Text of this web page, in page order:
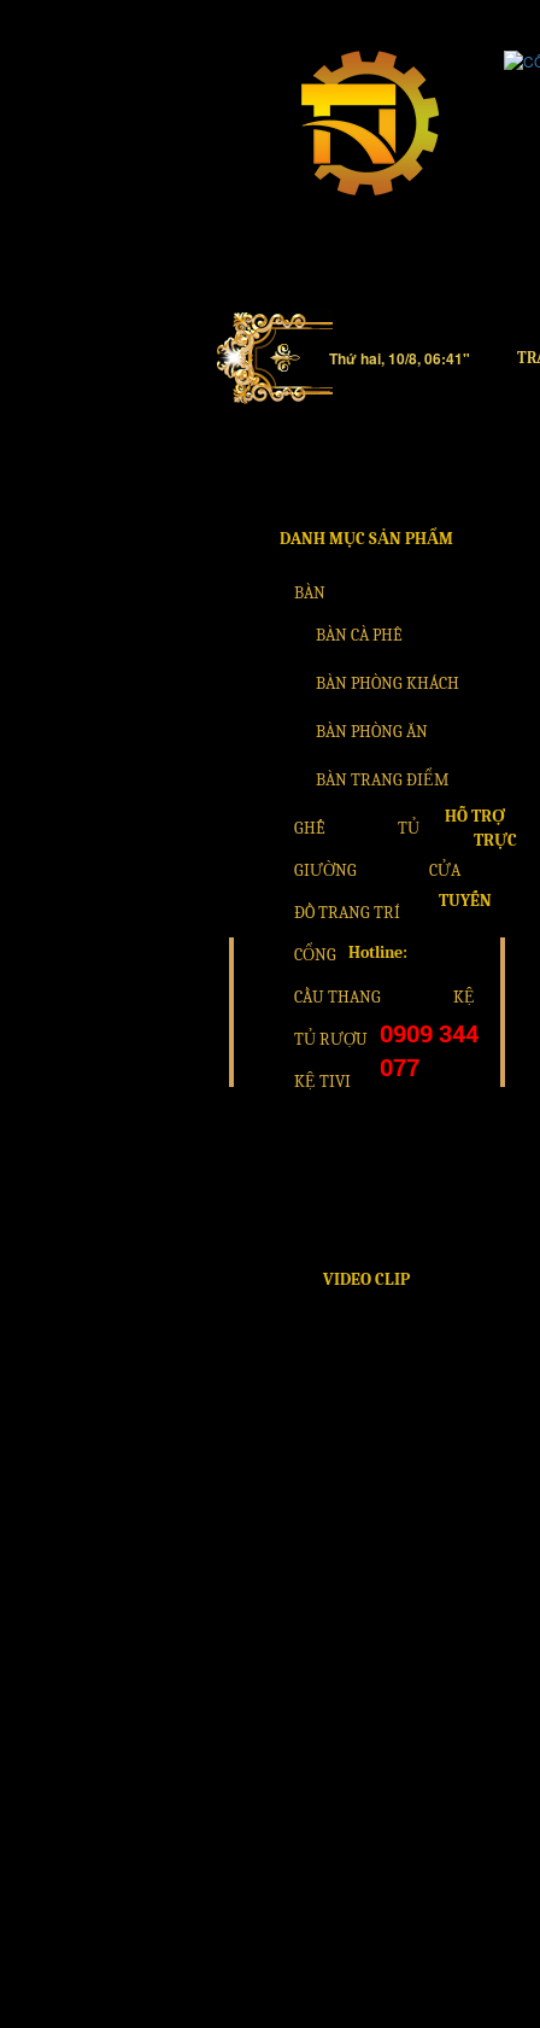
Thứ hai, 10/8, 06:41"
DANH MỤC SẢN PHẨM
BÀN
BÀN CÀ PHÊ
BÀN PHÒNG KHÁCH
BÀN PHÒNG ĂN
BÀN TRANG ĐIỂM
GHẾ TỦ
GIƯỜNG CỬA
ĐỒ TRANG TRÍ
CỔNG
CẦU THANG KỆ
TỦ RƯỢU
KỆ TIVI
HỖ TRỢ
TRỰC
TUYẾN
Hotline:
0909 344
077
VIDEO CLIP